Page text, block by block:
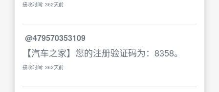
接收时间: 362天前
@479570353109
【汽车之家】您的注册验证码为：8358。
接收时间: 362天前